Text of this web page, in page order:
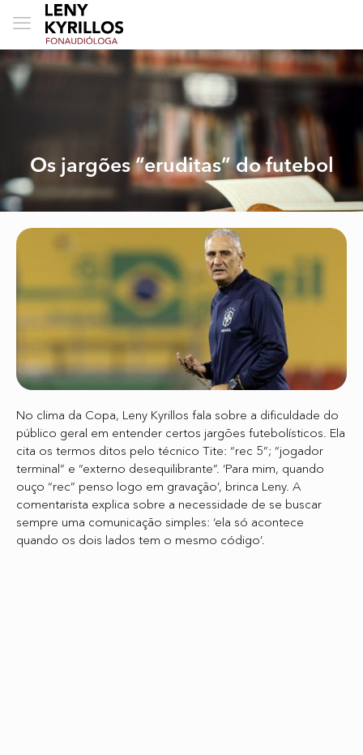
Os jargões “eruditas” do futebol
No clima da Copa, Leny Kyrillos fala sobre a dificuldade do
público geral em entender certos jargões futebolísticos. Ela
cita os termos ditos pelo técnico Tite: “rec 5”; “jogador
terminal” e “externo desequilibrante”. ‘Para mim, quando
ouço “rec” penso logo em gravação’, brinca Leny. A
comentarista explica sobre a necessidade de se buscar
sempre uma comunicação simples: ‘ela só acontece
quando os dois lados tem o mesmo código’.